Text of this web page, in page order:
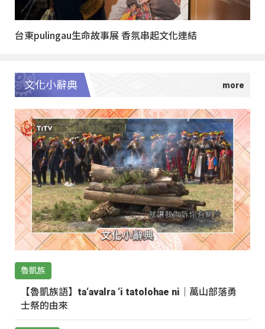
台東pulingau生命故事展 香氛串起文化連結
文化小辭典
魯凱族
【魯凱族語】ta‘avalra ‘i tatolohae ni｜萬山部落勇
士祭的由來